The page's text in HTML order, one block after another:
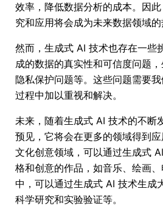
效率，降低数据分析的成本。因
究和应用将会成为未来数据领域的
然而，生成式 AI 技术也存在一些
成的数据的真实性和可信度问题
隐私保护问题等。这些问题需要
过程中加以重视和解决。
未来，随着生成式 AI 技术的不断
预见，它将会在更多的领域得到
文化创意领域，可以通过生成式
格和创意的作品，如音乐、绘画
中，可以通过生成式 AI 技术生成
科学研究和实验验证等。